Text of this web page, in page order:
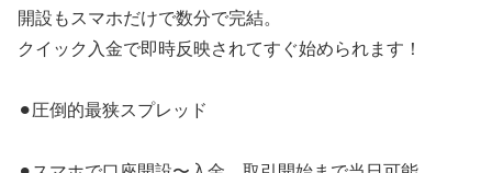
開設もスマホだけで数分で完結。
クイック入金で即時反映されてすぐ始められます！
⚫︎圧倒的最狭スプレッド